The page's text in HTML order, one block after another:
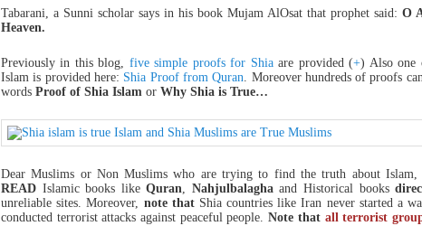
Tabarani, a Sunni scholar says in his book Mujam AlOsat that prophet said: O
Heaven.
Previously in this blog, five simple proofs for Shiaare provided (+) Also one
Islam is provided here: Shia Proof from Quran . Moreover hundreds of proofs
words Proof of Shia Islam or Why Shia is True…
Dear Muslims or Non Muslims who are trying to find the truth about Islam,
READ Islamic books likeQuran, Nahjulbalaghaand Historical books
unreliable sites. Moreover, note that Shia countries like Iran never started a
conducted terrorist attacks against peaceful people.Note that all terrorist